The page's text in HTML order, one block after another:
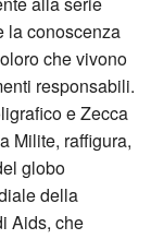
la conoscenza
che vivono
responsabili.
e Zecca
Milite, raffigura,
globo
della
Aids, che